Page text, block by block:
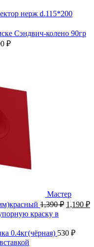
нерж d.115*200
Сэндвич-колено 90гр
₽
Мастер
1,390₽
1,390 ₽.
1,190 ₽
0.4кг(чёрная) 530 ₽